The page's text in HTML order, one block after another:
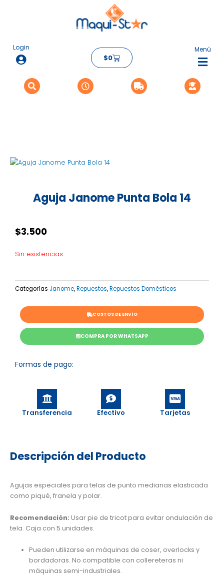
Login
$0Carrito
Menú
Aguja Janome Punta Bola 14
$3.500
Sin existencias
Categorías Janome,Repuestos,Repuestos Domésticos
COSTOS DE ENVÍO
COMPRA POR WHATSAPP
Formas de pago:
Transferencia Efectivo Tarjetas
Descripción del Producto
Agujas especiales para telas de punto medianas elasticada
como piqué, franela y polar.
Recomendación: Usar pie de tricot para evitar ondulación de
tela. Caja con 5 unidades.
Pueden utilizarse en máquinas de coser, overlocks y
bordadoras. No compatible con collereteras ni
máquinas semi-industriales.